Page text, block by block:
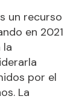
un recurso
en 2021
la
por el
La